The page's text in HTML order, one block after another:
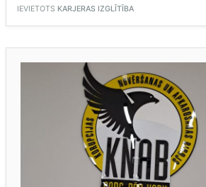
PASĀKUMĀ”
IEVIETOTS KARJERAS IZGLĪTĪBA